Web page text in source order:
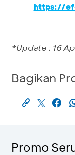
https://
*Update : 16
Bagikan
Promo